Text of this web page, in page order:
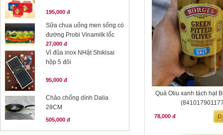
195,000 đ
Sữa chua uống men sống có
đường Probi Vinamilk lốc
27,000 đ
Vỉ đũa inox NHật Shikisai
hộp 5 đôi
95,000 đ
Chảo chống dính Dalia
28CM
505,000 đ
Quả Oliu xanh tách hạt
78,000 đ